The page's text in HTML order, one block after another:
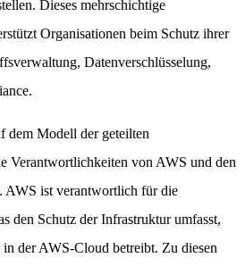
Dieses mehrschichtige
Organisationen beim Schutz ihrer
Datenverschlüsselung,
dem Modell der geteilten
Verantwortlichkeiten von AWS und den
AWS ist verantwortlich für die
den Schutz der Infrastruktur umfasst,
der AWS-Cloud betreibt. Zu diesen